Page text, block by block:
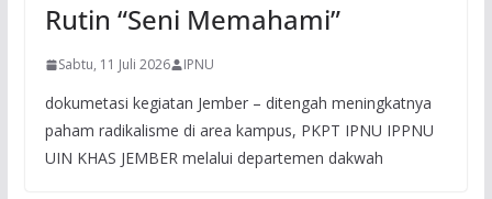
Rutin “Seni Memahami”
Sabtu, 11 Juli 2026 IPNU
dokumetasi kegiatan Jember – ditengah meningkatnya
paham radikalisme di area kampus, PKPT IPNU IPPNU
UIN KHAS JEMBER melalui departemen dakwah